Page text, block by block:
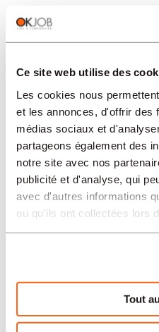
Ce site web utilise des
Les cookies nous
et les annonces, d'offrir des
médias sociaux et
partageons également des
notre site avec nos
publicité et d'analyse, qui
avec d'autres informations
ou qu'ils ont collectées lors
Tout
façades métalliques (H/F)
temporaire.
09.08.2026 / 41412
BULLE / EGAL
Maçon génie civil H/F
Pour le compte de l'un
cherchons un/e
Agent de Méthodes
Vous souhaitez